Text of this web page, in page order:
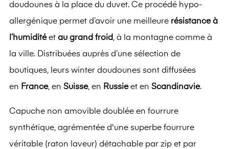
doudounes à la place du duvet. Ce procédé hypo-
allergénique permet d’avoir une meilleure résistance à
l’humiditéet au grand froid, à la montagne comme à
la ville. Distribuées auprès d’une sélection de
boutiques, leurs winter doudounes sont diffusées
en France, en Suisse, en Russieet en Scandinavie.
Capuche non amovible doublée en fourrure
synthétique, agrémentée d'une superbe fourrure
véritable (raton laveur) détachable par zip et par